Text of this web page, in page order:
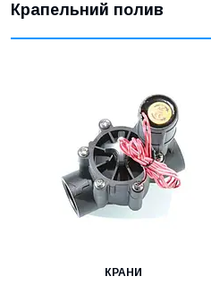
Крапельний полив
КРАНИ